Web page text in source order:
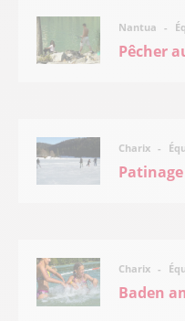
Nantua
Pêcher
Charix
Charix
Baden